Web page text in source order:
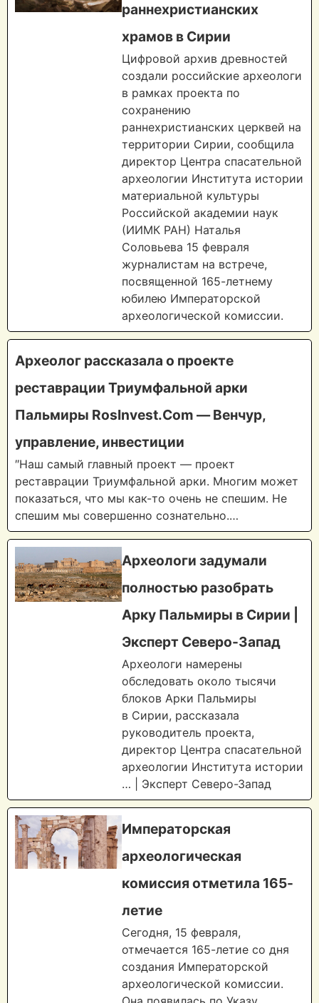
раннехристианских
храмов в Сирии
Цифровой архив древностей
создали российские археологи
в рамках проекта по
сохранению
раннехристианских церквей на
территории Сирии, сообщила
директор Центра спасательной
археологии Института истории
материальной культуры
Российской академии наук
(ИИМК РАН) Наталья
Соловьева 15 февраля
журналистам на встрече,
посвященной 165-летнему
юбилею Императорской
археологической комиссии.
Археолог рассказала о проекте
реставрации Триумфальной арки
Пальмиры RosInvest.Com — Венчур,
управление, инвестиции
″Наш самый главный проект — проект
реставрации Триумфальной арки. Многим может
показаться, что мы как-то очень не спешим. Не
спешим мы совершенно сознательно.…
Археологи задумали
полностью разобрать
Арку Пальмиры в Сирии |
Эксперт Северо-Запад
Археологи намерены
обследовать около тысячи
блоков Арки Пальмиры
в Сирии, рассказала
руководитель проекта,
директор Центра спасательной
археологии Института истории
… | Эксперт Северо-Запад
Императорская
археологическая
комиссия отметила 165-
летие
Сегодня, 15 февраля,
отмечается 165-летие со дня
создания Императорской
археологической комиссии.